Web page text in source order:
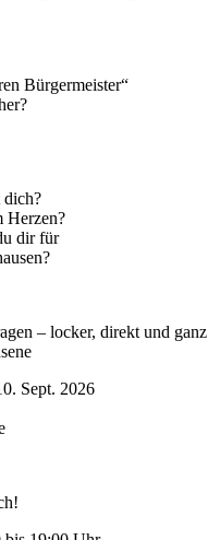
Bürgermeister“
dich?
Herzen?
dir für
– locker, direkt und ganz
Sept. 2026